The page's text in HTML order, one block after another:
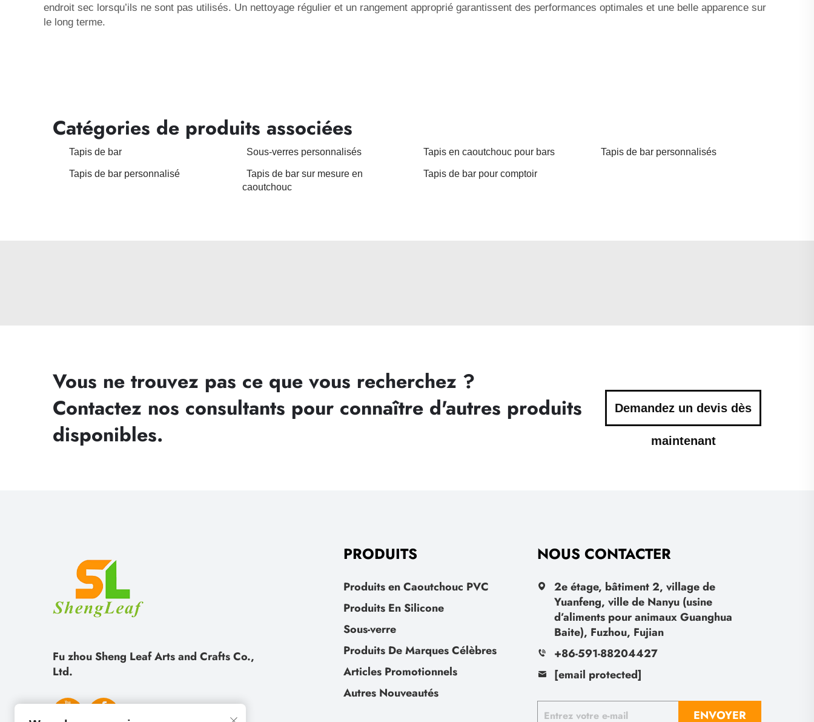
endroit sec lorsqu’ils ne sont pas utilisés. Un nettoyage régulier et un rangement approprié garantissent des performances optimales et une belle apparence sur
le long terme.
Catégories de produits associées
Tapis de bar Sous-verres personnalisés Tapis en caoutchouc pour bars Tapis de bar personnalisés
Tapis de bar personnalisé
Tapis de bar sur mesure en
caoutchouc
Tapis de bar pour comptoir
Vous ne trouvez pas ce que vous recherchez ?
Contactez nos consultants pour connaître d'autres produits
disponibles.
Demandez un devis dès
maintenant
Fu zhou Sheng Leaf Arts and Crafts Co.,
Ltd.
PRODUITS
Produits en Caoutchouc PVC
Produits En Silicone
Sous-verre
Produits De Marques Célèbres
Articles Promotionnels
Autres Nouveautés
NOUS CONTACTER
2e étage, bâtiment 2, village de
Yuanfeng, ville de Nanyu (usine
d’aliments pour animaux Guanghua
Baite), Fuzhou, Fujian
+86-591-88204427
[email protected]
ENVOYER